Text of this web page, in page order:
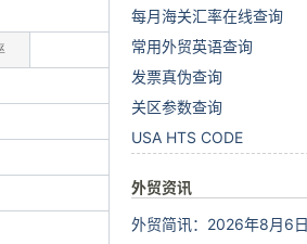
每月海关汇率在线查询
常用外贸英语查询
发票真伪查询
关区参数查询
USA HTS CODE
外贸资讯